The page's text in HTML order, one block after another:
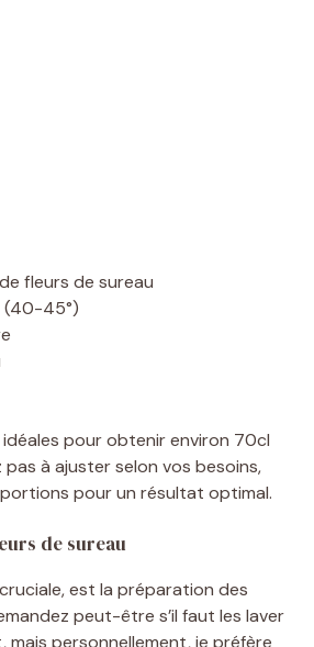
fleurs de sureau
(40-45°)
pour obtenir environ 70cl
pas à ajuster selon vos besoins,
pour un résultat optimal.
de sureau
est la préparation des
peut-être s’il faut les laver
mais personnellement, je préfère